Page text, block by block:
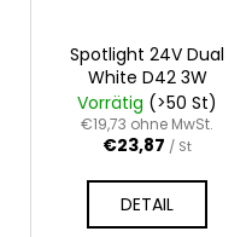
Spotlight 24V Dual
White D42 3W
Vorrätig (>50 St)
€19,73 ohne MwSt.
€23,87 / St
DETAIL